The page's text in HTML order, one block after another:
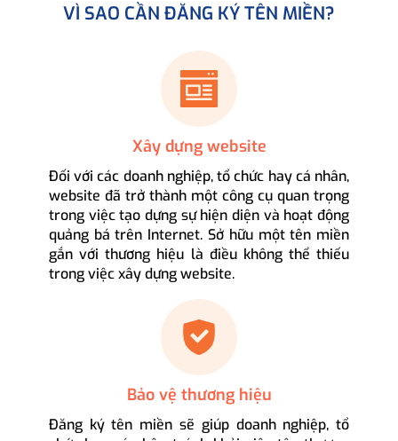
VÌ SAO CẦN ĐĂNG KÝ TÊN MIỀN?
Xây dựng website
Đối với các doanh nghiệp, tổ chức hay cá nhân,
website đã trở thành một công cụ quan trọng
trong việc tạo dựng sự hiện diện và hoạt động
quảng bá trên Internet. Sở hữu một tên miền
gắn với thương hiệu là điều không thể thiếu
trong việc xây dựng website.
Bảo vệ thương hiệu
Đăng ký tên miền sẽ giúp doanh nghiệp, tổ